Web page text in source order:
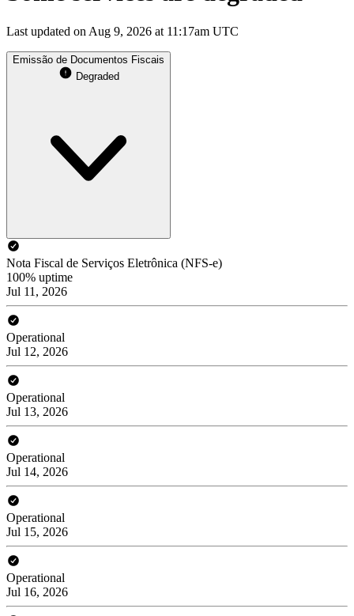
Last updated on Aug 9, 2026 at 11:17am UTC
Emissão de Documentos Fiscais
Degraded
Nota Fiscal de Serviços Eletrônica (NFS-e)
100% uptime
Jul 11, 2026
Operational
Jul 12, 2026
Operational
Jul 13, 2026
Operational
Jul 14, 2026
Operational
Jul 15, 2026
Operational
Jul 16, 2026